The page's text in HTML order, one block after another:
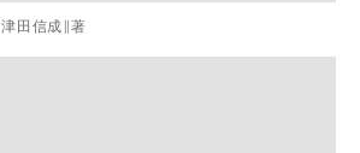
津田信成∥著